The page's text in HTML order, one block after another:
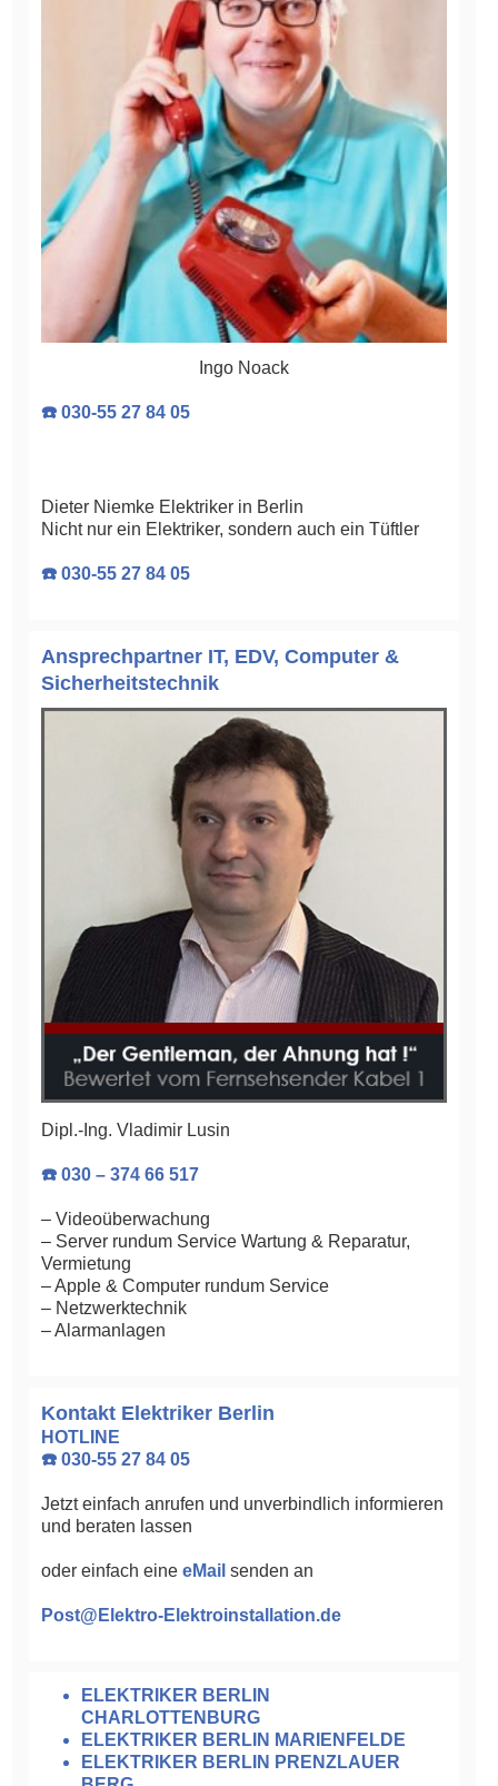
Ingo Noack
☎️ 030-55 27 84 05
Dieter Niemke Elektriker in Berlin
Nicht nur ein Elektriker, sondern auch ein Tüftler
☎️ 030-55 27 84 05
Ansprechpartner IT, EDV, Computer &
Sicherheitstechnik
Dipl.-Ing. Vladimir Lusin
☎️ 030 – 374 66 517
– Videoüberwachung
– Server rundum Service Wartung & Reparatur,
Vermietung
– Apple & Computer rundum Service
– Netzwerktechnik
– Alarmanlagen
Kontakt Elektriker Berlin
HOTLINE
☎️ 030-55 27 84 05
Jetzt einfach anrufen und unverbindlich informieren
und beraten lassen
oder einfach eine eMail senden an
Post@Elektro-Elektroinstallation.de
ELEKTRIKER BERLIN
CHARLOTTENBURG
ELEKTRIKER BERLIN MARIENFELDE
ELEKTRIKER BERLIN PRENZLAUER